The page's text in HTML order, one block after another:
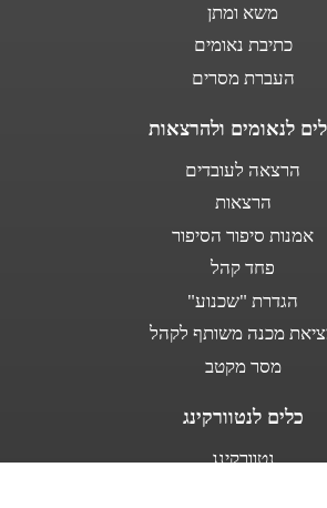
משא ומתן
כתיבת נאומים
העברת מסרים
לנאומים ולהרצאות
הרצאה לעובדים
הרצאות
אמנות סיפור הסיפור
פחד קהל
הגדרת "שכנוע"
מכנה משותף לקהל
מסר מקטב
כלים לנטוורקינג
נטוורקינג